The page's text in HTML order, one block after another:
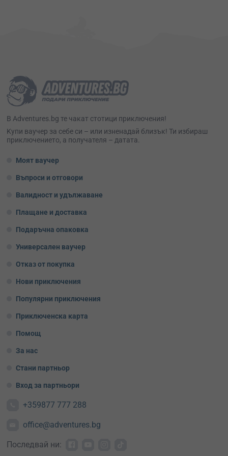
В Adventures.bg те чакат стотици приключения!
Kупи ваучер за себе си – или изненадай близък! Ти избираш
приключението, а получателя – датата.
Моят ваучер
Въпроси и отговори
Валидност и удължаване
Плащане и доставка
Подаръчна опаковка
Универсален ваучер
Отказ от покупка
Нови приключения
Популярни приключения
Приключенска карта
Помощ
За нас
Стани партньор
Вход за партньори
+359877 777 288
office@adventures.bg
Последвай ни: